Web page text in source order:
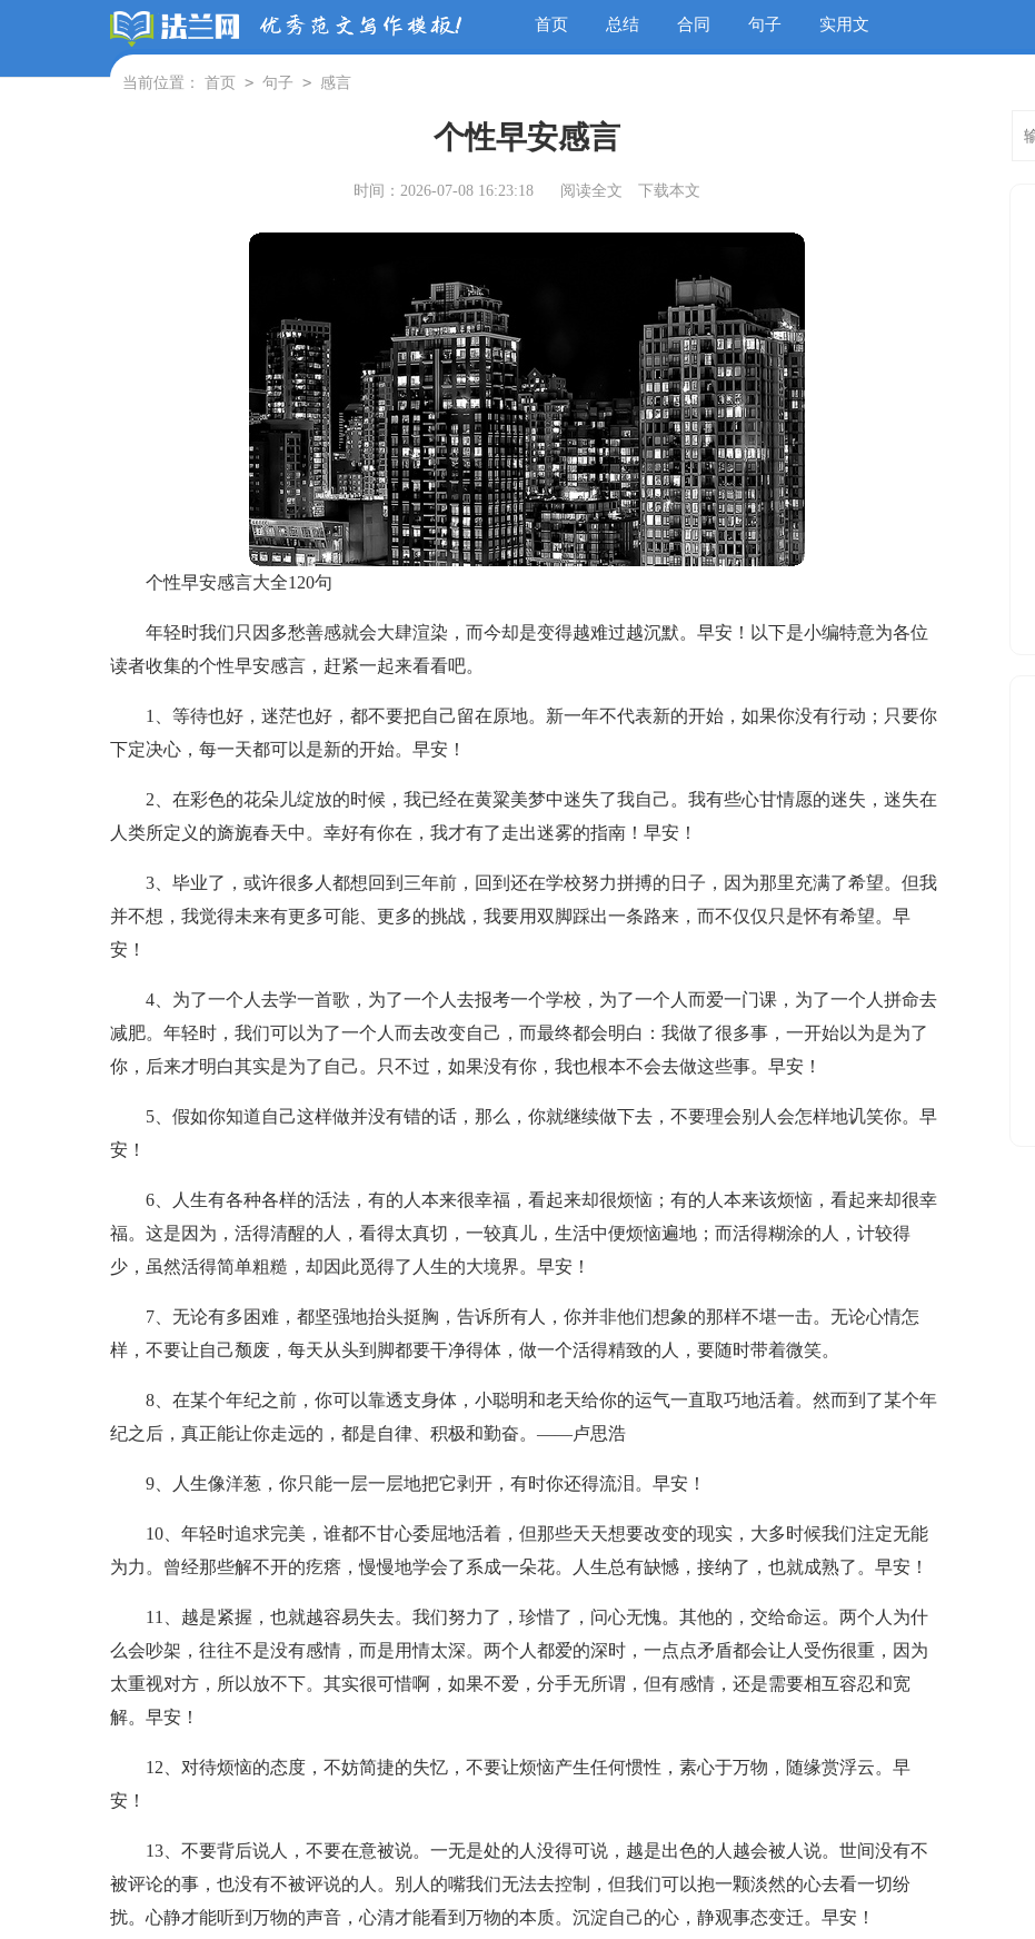
首页 总结 合同 句子 实用文
当前位置： 首页 > 句子 > 感言
个性早安感言
时间：2026-07-08 16:23:18 阅读全文 下载本文
个性早安感言大全120句
年轻时我们只因多愁善感就会大肆渲染，而今却是变得越难过越沉默。早安！以下是小编特意为各位
读者收集的个性早安感言，赶紧一起来看看吧。
1、等待也好，迷茫也好，都不要把自己留在原地。新一年不代表新的开始，如果你没有行动；只要你
下定决心，每一天都可以是新的开始。早安！
2、在彩色的花朵儿绽放的时候，我已经在黄粱美梦中迷失了我自己。我有些心甘情愿的迷失，迷失在
人类所定义的旖旎春天中。幸好有你在，我才有了走出迷雾的指南！早安！
3、毕业了，或许很多人都想回到三年前，回到还在学校努力拼搏的日子，因为那里充满了希望。但我
并不想，我觉得未来有更多可能、更多的挑战，我要用双脚踩出一条路来，而不仅仅只是怀有希望。早
安！
4、为了一个人去学一首歌，为了一个人去报考一个学校，为了一个人而爱一门课，为了一个人拼命去
减肥。年轻时，我们可以为了一个人而去改变自己，而最终都会明白：我做了很多事，一开始以为是为了
你，后来才明白其实是为了自己。只不过，如果没有你，我也根本不会去做这些事。早安！
5、假如你知道自己这样做并没有错的话，那么，你就继续做下去，不要理会别人会怎样地讥笑你。早
安！
6、人生有各种各样的活法，有的人本来很幸福，看起来却很烦恼；有的人本来该烦恼，看起来却很幸
福。这是因为，活得清醒的人，看得太真切，一较真儿，生活中便烦恼遍地；而活得糊涂的人，计较得
少，虽然活得简单粗糙，却因此觅得了人生的大境界。早安！
7、无论有多困难，都坚强地抬头挺胸，告诉所有人，你并非他们想象的那样不堪一击。无论心情怎
样，不要让自己颓废，每天从头到脚都要干净得体，做一个活得精致的人，要随时带着微笑。
8、在某个年纪之前，你可以靠透支身体，小聪明和老天给你的运气一直取巧地活着。然而到了某个年
纪之后，真正能让你走远的，都是自律、积极和勤奋。——卢思浩
9、人生像洋葱，你只能一层一层地把它剥开，有时你还得流泪。早安！
10、年轻时追求完美，谁都不甘心委屈地活着，但那些天天想要改变的现实，大多时候我们注定无能
为力。曾经那些解不开的疙瘩，慢慢地学会了系成一朵花。人生总有缺憾，接纳了，也就成熟了。早安！
11、越是紧握，也就越容易失去。我们努力了，珍惜了，问心无愧。其他的，交给命运。两个人为什
么会吵架，往往不是没有感情，而是用情太深。两个人都爱的深时，一点点矛盾都会让人受伤很重，因为
太重视对方，所以放不下。其实很可惜啊，如果不爱，分手无所谓，但有感情，还是需要相互容忍和宽
解。早安！
12、对待烦恼的态度，不妨简捷的失忆，不要让烦恼产生任何惯性，素心于万物，随缘赏浮云。早
安！
13、不要背后说人，不要在意被说。一无是处的人没得可说，越是出色的人越会被人说。世间没有不
被评论的事，也没有不被评说的人。别人的嘴我们无法去控制，但我们可以抱一颗淡然的心去看一切纷
扰。心静才能听到万物的声音，心清才能看到万物的本质。沉淀自己的心，静观事态变迁。早安！